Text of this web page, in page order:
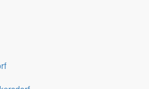
täuschen, dass es in unserem